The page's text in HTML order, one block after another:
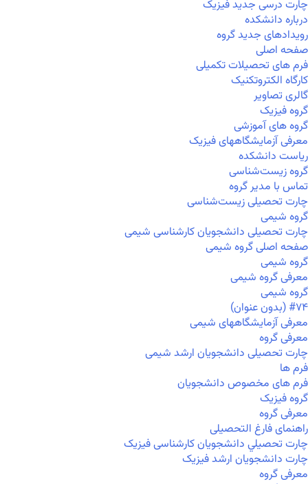
چارت درسی جدید فیزیک
درباره دانشکده
رویدادهای جدید گروه
صفحه اصلی
فرم های تحصیلات تکمیلی
کارگاه الکتروتکنیک
گالری تصاویر
گروه فیزیک
گروه های آموزشی
معرفی آزمایشگاههای فیزیک
ریاست دانشکده
گروه زیست‌شناسی
تماس با مدیر گروه
چارت تحصیلی زیست‌شناسی
گروه شیمی
چارت تحصیلی دانشجویان کارشناسی شیمی
صفحه اصلی گروه شیمی
گروه شیمی
معرفی گروه شیمی
گروه شیمی
#۷۴ (بدون عنوان)
معرفی آزمایشگاههای شیمی
معرفی گروه
چارت تحصیلی دانشجویان ارشد شیمی
فرم ها
فرم های مخصوص دانشجویان
گروه فیزیک
معرفی گروه
راهنمای فارغ التحصیلی
چارت تحصيلي دانشجویان کارشناسی فیزیک
چارت دانشجویان ارشد فیزیک
معرفی گروه